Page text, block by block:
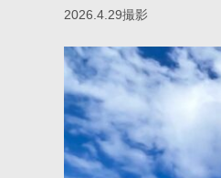
2026.4.29撮影